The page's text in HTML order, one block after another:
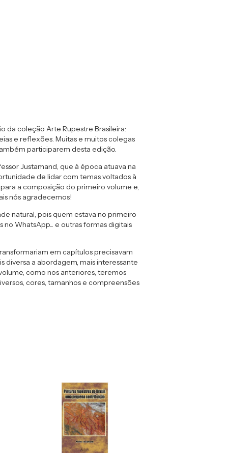
da coleção Arte Rupestre Brasileira:
e reflexões. Muitas e muitos colegas
participarem desta edição.
Justamand, que à época atuava na
de lidar com temas voltados à
a composição do primeiro volume e,
nós agradecemos!
natural, pois quem estava no primeiro
WhatsApp... e outras formas digitais
em capítulos precisavam
diversa a abordagem, mais interessante
como nos anteriores, teremos
cores, tamanhos e compreensões